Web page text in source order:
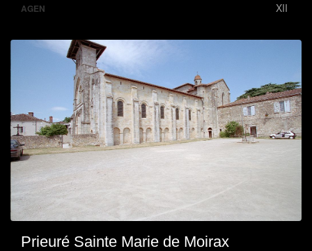
AGEN XII
Prieuré Sainte Marie de Moirax